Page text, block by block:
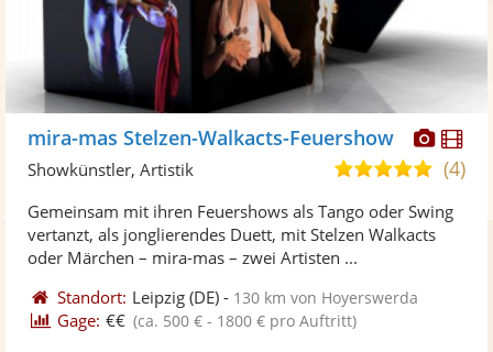
Fotos
mira-mas Stelzen-Walkacts-Feuershow
5,0
5
(4)
Showkünstler, Artistik
Gemeinsam mit ihren Feuershows als Tango oder Swing
vertanzt, als jonglierendes Duett, mit Stelzen Walkacts
oder Märchen – mira-mas – zwei Artisten ...
Standort: Leipzig (DE) - 130 km von Hoyerswerda
Gage: €€ (ca. 500 € - 1800 € pro Auftritt)